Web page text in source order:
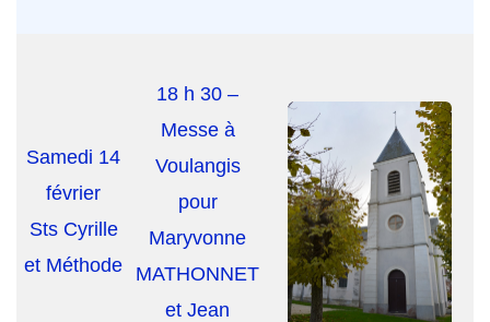
Samedi 14
février
Sts Cyrille
et Méthode
18 h 30 –
Messe à
Voulangis
pour
Maryvonne
MATHONNET
et Jean